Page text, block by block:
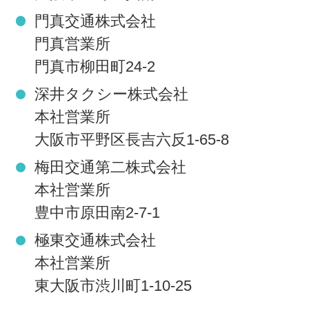
門真交通株式会社
門真営業所
門真市柳田町24-2
深井タクシー株式会社
本社営業所
大阪市平野区長吉六反1-65-8
梅田交通第二株式会社
本社営業所
豊中市原田南2-7-1
極東交通株式会社
本社営業所
東大阪市渋川町1-10-25